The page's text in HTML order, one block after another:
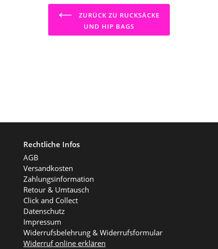
ZURÜCK ZU RUCKSÄCKE
UND HIP BAGS
Rechtliche Infos
AGB
Versandkosten
Zahlungsinformation
Retour & Umtausch
Click and Collect
Datenschutz
Impressum
Widerrufsbelehrung & Widerrufsformular
Widerruf online erklären